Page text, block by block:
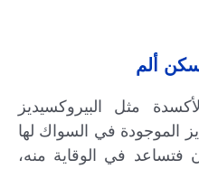
مثل البيروكسيديز
الموجودة في السواك لها
في الوقاية منه،